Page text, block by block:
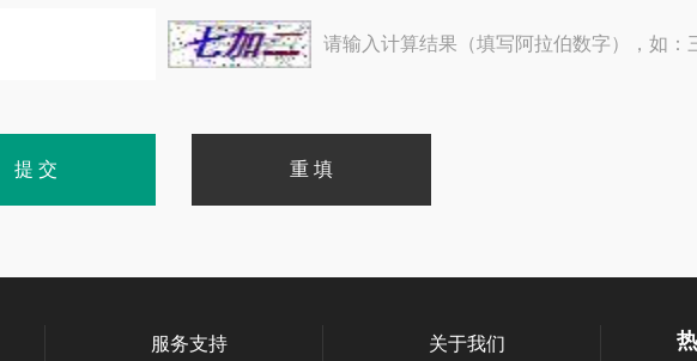
请输入计算结果（填写阿拉伯数字），如：
服务支持 关于我们